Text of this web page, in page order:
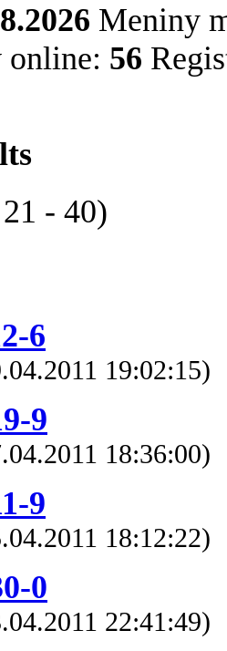
Meniny
56
- 40)
6
19:02:15)
9
18:36:00)
9
18:12:22)
0
22:41:49)